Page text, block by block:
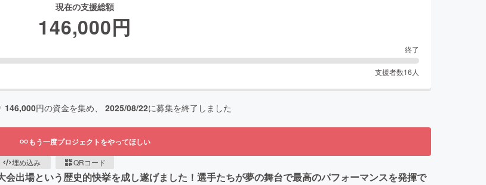
現在の支援総額
146,000円
終了
支援者数16 人
146,000円の資金を集め、 2025/08/22に募集を終了しました
もう一度プロジェクトをやってほしい
埋め込み QRコード
出場という歴史的快挙を成し遂げました！選手たちが夢の舞台で最高のパフォーマンスを発揮で